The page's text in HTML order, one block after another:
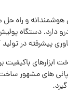
هوشمندانه و راه
دارد. دستگاه
پیشرفته در
ابزارهای